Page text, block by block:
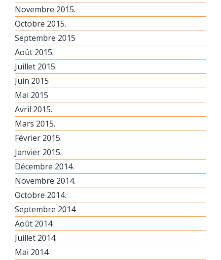
Novembre 2015.
Octobre 2015.
Septembre 2015
Août 2015.
Juillet 2015.
Juin 2015
Mai 2015
Avril 2015.
Mars 2015.
Février 2015.
Janvier 2015.
Décembre 2014.
Novembre 2014.
Octobre 2014.
Septembre 2014
Août 2014
Juillet 2014.
Mai 2014